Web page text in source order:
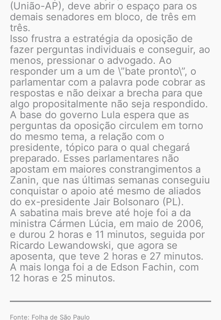
(União-AP), deve abrir o espaço para os
demais senadores em bloco, de três em
três.
Isso frustra a estratégia da oposição de
fazer perguntas individuais e conseguir, ao
menos, pressionar o advogado. Ao
responder um a um de \”bate pronto\”, o
parlamentar com a palavra pode cobrar as
respostas e não deixar a brecha para que
algo propositalmente não seja respondido.
A base do governo Lula espera que as
perguntas da oposição circulem em torno
do mesmo tema, a relação com o
presidente, tópico para o qual chegará
preparado. Esses parlamentares não
apostam em maiores constrangimentos a
Zanin, que nas últimas semanas conseguiu
conquistar o apoio até mesmo de aliados
do ex-presidente Jair Bolsonaro (PL).
A sabatina mais breve até hoje foi a da
ministra Cármen Lúcia, em maio de 2006,
e durou 2 horas e 11 minutos, seguida por
Ricardo Lewandowski, que agora se
aposenta, que teve 2 horas e 27 minutos.
A mais longa foi a de Edson Fachin, com
12 horas e 25 minutos.
Fonte: Folha de São Paulo